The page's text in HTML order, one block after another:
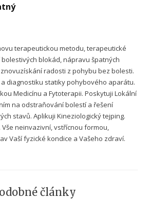
terapeutickou metodu, terapeutické
blokád, nápravu špatných
radosti z pohybu bez bolesti.
diagnostiku statiky pohybového aparátu.
Medicínu a Fytoterapii. Poskytuji Lokální
na odstraňování bolestí a řešení
stavů. Aplikuji Kineziologický tejping.
neinvazivní, vstřícnou formou,
Vaší fyzické kondice a Vašeho zdraví.
články